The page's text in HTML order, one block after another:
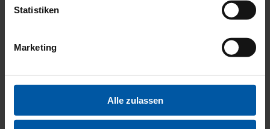
Statistiken
Marketing
Alle zulassen
Iso­fix Bei­fah­rer­sitz
Not­ruf­sys­tem
Rei­fen­druck­kon­trol­le
Kata­ly­sa­tor